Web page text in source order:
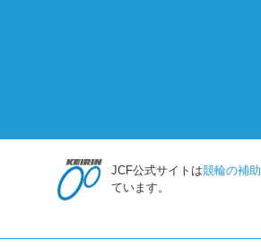
JCF公式サイトは競輪の補助
ています。